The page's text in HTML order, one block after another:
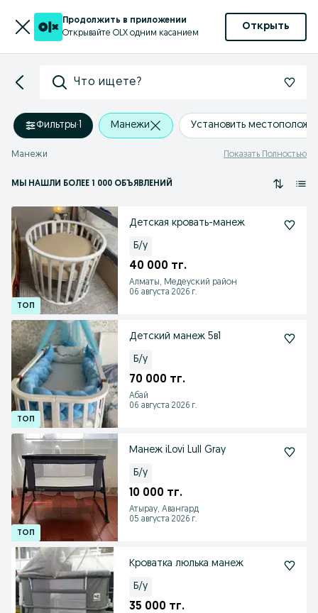
Продолжить в приложении
Открывайте OLX одним касанием
Открыть
Что ищете?
Фильтры·1 Манежи Установить
Манежи Показать Полностью
МЫ НАШЛИ БОЛЕЕ 1 000 ОБЪЯВЛЕНИЙ
Детская кровать-манеж
Б/у
40 000 тг.
Алматы, Медеуский район
06 августа 2026 г.
Детский манеж 5в1
Б/у
70 000 тг.
Абай
06 августа 2026 г.
Манеж iLovi Lull Gray
Б/у
10 000 тг.
Атырау, Авангард
05 августа 2026 г.
Кроватка люлька манеж
Б/у
35 000 тг.